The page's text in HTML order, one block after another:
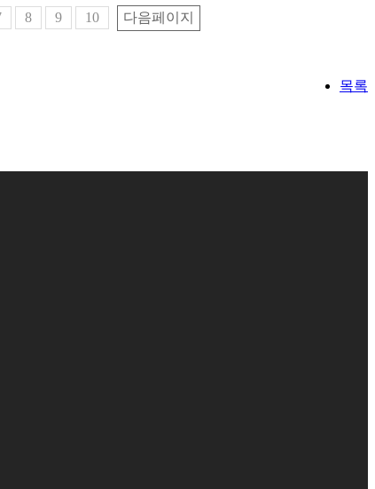
8 9 10 다음페이지
목록